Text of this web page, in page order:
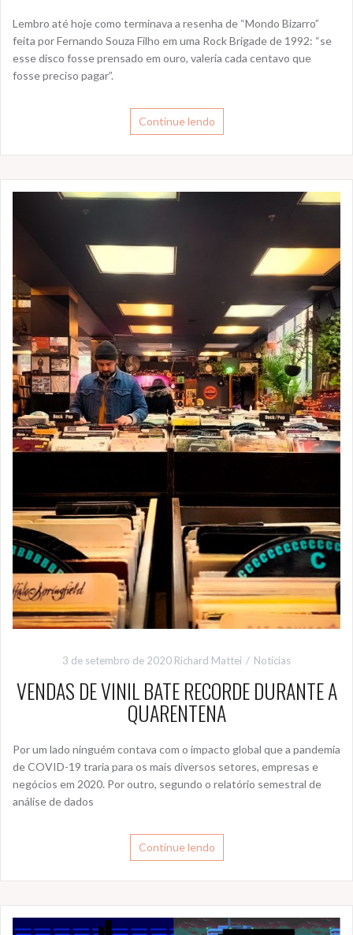
Lembro até hoje como terminava a resenha de “Mondo Bizarro”
feita por Fernando Souza Filho em uma Rock Brigade de 1992: “se
esse disco fosse prensado em ouro, valeria cada centavo que
fosse preciso pagar”.
Continue lendo
3 de setembro de 2020 Richard Mattei Notícias
VENDAS DE VINIL BATE RECORDE DURANTE A
QUARENTENA
Por um lado ninguém contava com o impacto global que a pandemia
de COVID-19 traria para os mais diversos setores, empresas e
negócios em 2020. Por outro, segundo o relatório semestral de
análise de dados
Continue lendo